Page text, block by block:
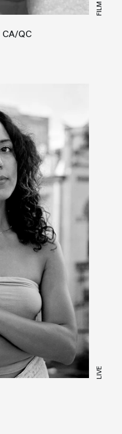
FILM
CA/QC
LIVE